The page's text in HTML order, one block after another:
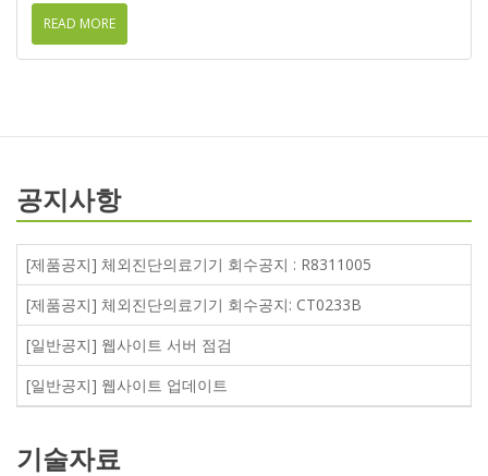
READ MORE
공지사항
[제품공지] 체외진단의료기기 회수공지 : R8311005
[제품공지] 체외진단의료기기 회수공지: CT0233B
[일반공지] 웹사이트 서버 점검
[일반공지] 웹사이트 업데이트
기술자료